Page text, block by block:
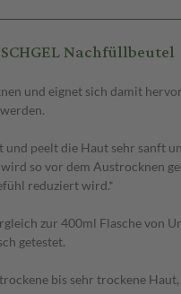
Nachfüllbeutel
und eignet sich damit
peelt die Haut sehr sanft
so vor dem Austrocknen
reduziert wird.*
zur 400ml Flasche von
getestet.
bis sehr trockene